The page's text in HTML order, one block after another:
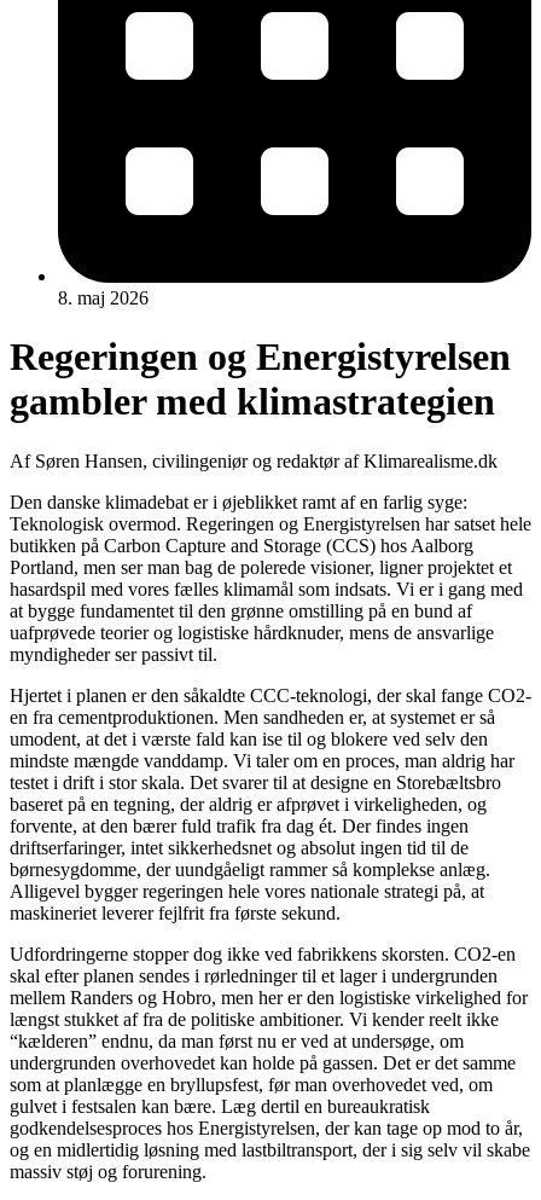
8. maj 2026
Regeringen og Energistyrelsen
gambler med klimastrategien
Af Søren Hansen, civilingeniør og redaktør af Klimarealisme.dk
Den danske klimadebat er i øjeblikket ramt af en farlig syge:
Teknologisk overmod. Regeringen og Energistyrelsen har satset hele
butikken på Carbon Capture and Storage (CCS) hos Aalborg
Portland, men ser man bag de polerede visioner, ligner projektet et
hasardspil med vores fælles klimamål som indsats. Vi er i gang med
at bygge fundamentet til den grønne omstilling på en bund af
uafprøvede teorier og logistiske hårdknuder, mens de ansvarlige
myndigheder ser passivt til.
Hjertet i planen er den såkaldte CCC-teknologi, der skal fange CO2-
en fra cementproduktionen. Men sandheden er, at systemet er så
umodent, at det i værste fald kan ise til og blokere ved selv den
mindste mængde vanddamp. Vi taler om en proces, man aldrig har
testet i drift i stor skala. Det svarer til at designe en Storebæltsbro
baseret på en tegning, der aldrig er afprøvet i virkeligheden, og
forvente, at den bærer fuld trafik fra dag ét. Der findes ingen
driftserfaringer, intet sikkerhedsnet og absolut ingen tid til de
børnesygdomme, der uundgåeligt rammer så komplekse anlæg.
Alligevel bygger regeringen hele vores nationale strategi på, at
maskineriet leverer fejlfrit fra første sekund.
Udfordringerne stopper dog ikke ved fabrikkens skorsten. CO2-en
skal efter planen sendes i rørledninger til et lager i undergrunden
mellem Randers og Hobro, men her er den logistiske virkelighed for
længst stukket af fra de politiske ambitioner. Vi kender reelt ikke
“kælderen” endnu, da man først nu er ved at undersøge, om
undergrunden overhovedet kan holde på gassen. Det er det samme
som at planlægge en bryllupsfest, før man overhovedet ved, om
gulvet i festsalen kan bære. Læg dertil en bureaukratisk
godkendelsesproces hos Energistyrelsen, der kan tage op mod to år,
og en midlertidig løsning med lastbiltransport, der i sig selv vil skabe
massiv støj og forurening.